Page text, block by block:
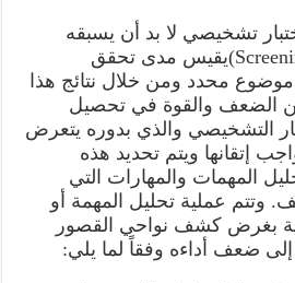
تشخيصي لا بد أن يسبقه
اختباراً كاشفاً (Screening Test)يقيس مدى تحقق
موضوع محدد ومن خلال نتائج هذا
الضعف والقوة في تحصيل
التشخيصي والذي بدوره يتعرض
إتقانها ويتم تحديد هذه
المهمات والمهارات التي
وتتم عملية تحليل المهمة أو
بغرض كشف نواحي القصور
ضعف أداءه وفقاً لما يلي: